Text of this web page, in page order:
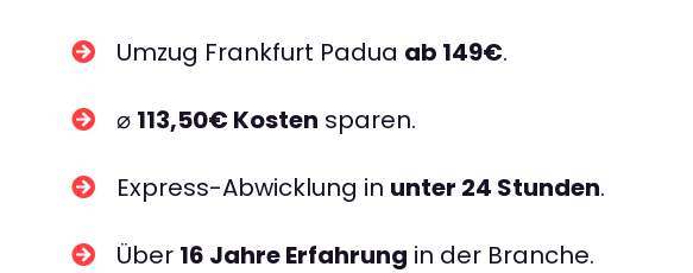
Umzug Frankfurt Padua ab 149€.
⌀ 113,50€ Kosten sparen.
Express-Abwicklung in unter 24 Stunden.
Über 16 Jahre Erfahrung in der Branche.